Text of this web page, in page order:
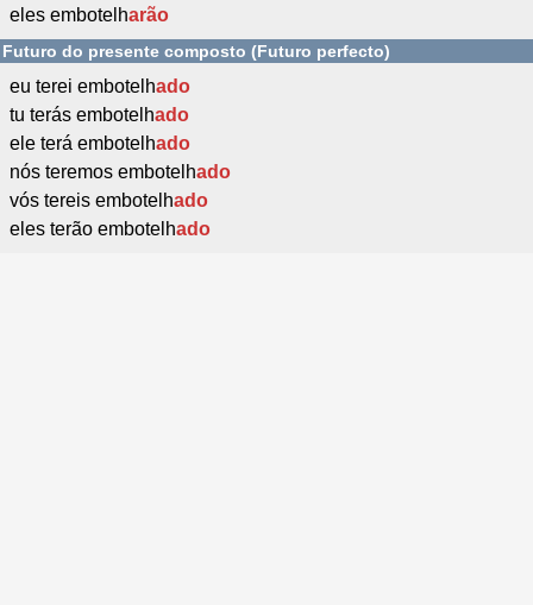
eles embotelharão
Futuro do presente composto (Futuro perfecto)
eu terei embotelhado
tu terás embotelhado
ele terá embotelhado
nós teremos embotelhado
vós tereis embotelhado
eles terão embotelhado